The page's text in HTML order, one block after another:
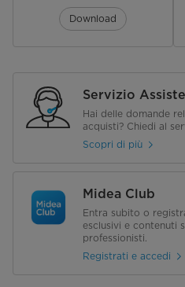
Alimentazione
Corrente norminale(A)
Consumo Energetico(kWh 24h)
Consumo Energetico Annuale AE
LED Display
Download
Servizio
Hai delle domande
acquisti? Chiedi al
Scopri di più
Midea Club
Entra subito o
esclusivi e contenuti
professionisti.
Registrati e accedi